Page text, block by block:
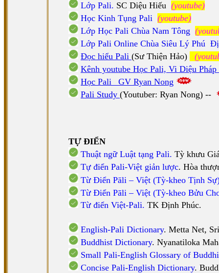
Lớp Pali. SC Diệu Hiếu (youtube)
Học Kinh Tụng Pali (youtube)
Lớp Học Pali Chùa Nam Tông
Lớp Pali Online Chùa Siêu Lý Phú
Đọc hiểu Pali (Sư Thiện Hảo)
Kênh youtube Học Pali, Vi Diệu Pháp
Học Pali _GV Ryan Nong
Pali Study (Youtuber: Ryan Nong) --
TỰ ĐIỂN
Thuật ngữ Luật tạng Pali. Tỳ khưu
Tự điển Pali-Việt giản lược. Hòa
Từ Điển Pāli – Việt (Tỳ-kheo Tịnh
Từ Điển Pāli – Việt (Tỳ-kheo Bửu
Từ điển Việt-Pali. TK Định Phúc.
English-Pali Dictionary. Metta Net,
Buddhist Dictionary. Nyanatiloka
Small Pali-English Glossary of
Concise Pali-English Dictionary.